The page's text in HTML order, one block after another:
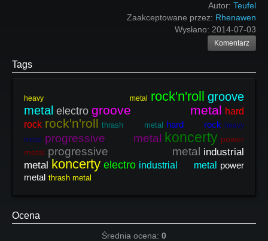
Autor: Teufel
Zaakceptowane przez: Rhenawen
Wysłano: 2014-07-03
Komentarz
Tags
heavy metal rock'n'roll groove
metal electro groove metal hard
rock rock'n'roll thrash metal hard rock heavy
metal
progressive metal koncerty power
metal progressive metal industrial
metal koncerty electro industrial metal
power
metal thrash metal
Ocena
Średnia ocena: 0